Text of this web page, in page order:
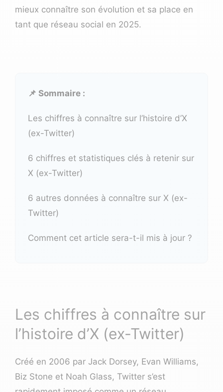
mieux connaître son évolution et sa place en
tant que réseau social en 2025.
📌 Sommaire :
Les chiffres à connaître sur l’histoire d’X
(ex-Twitter)
6 chiffres et statistiques clés à retenir sur
X (ex-Twitter)
6 autres données à connaître sur X (ex-
Twitter)
Comment cet article sera-t-il mis à jour ?
Les chiffres à connaître sur
l’histoire d’X (ex-Twitter)
Créé en 2006 par Jack Dorsey, Evan Williams,
Biz Stone et Noah Glass, Twitter s’est